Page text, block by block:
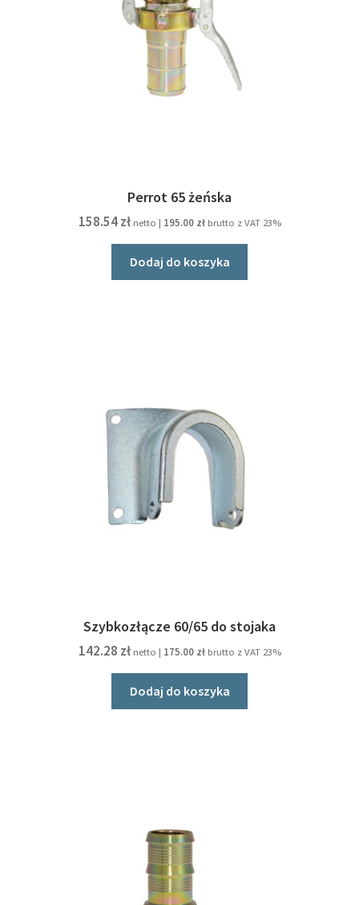
Perrot 65 żeńska
158.54zł netto | 195.00 złbrutto z VAT 23%
Dodaj do koszyka
Szybkozłącze 60/65 do stojaka
142.28 zł netto | 175.00 złbrutto z VAT 23%
Dodaj do koszyka